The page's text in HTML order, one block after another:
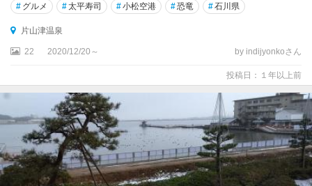
# グルメ #太平寿司 #小松空港 #恐竜 #石川県
片山津温泉
22 2020/12/20～ by indijyonkoさん
投稿日：１年以上前